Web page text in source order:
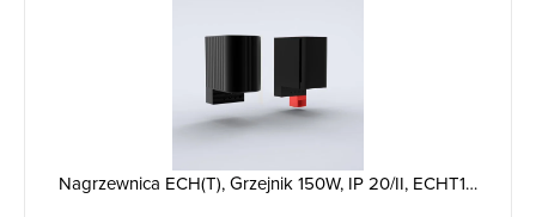
Nagrzewnica ECH(T), Grzejnik 150W, IP 20/II, ECHT1…